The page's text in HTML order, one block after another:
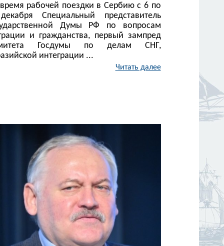
рабочей поездки в Сербию с 6 по
Специальный представитель
Думы РФ по вопросам
и гражданства, первый зампред
Госдумы по делам СНГ,
интеграции ...
Читать далее